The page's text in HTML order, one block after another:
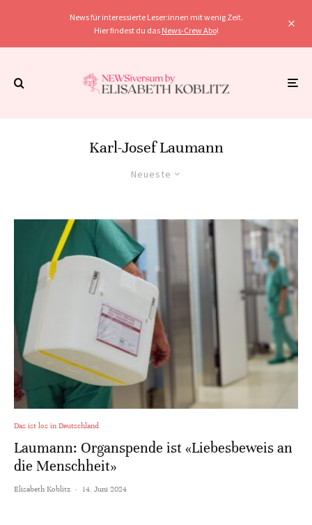
News für interessierte Leser:innen mit wenig Zeit.
Hier findest du das News-Crew Abo!
Karl-Josef Laumann
Neueste
Das ist los in Deutschland
Laumann: Organspende ist «Liebesbeweis an
die Menschheit»
Elisabeth Koblitz · 14. Juni 2024